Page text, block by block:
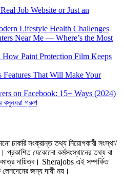
Job Website or Just an
Lifestyle Health Challenges
Near Me — Where’s the Most
Paint Protection Film Keeps
Features That Will Make Your
on Facebook: 15+ Ways (2024)
বসুন্ধরা গ্রুপ
চাকরি সংক্রান্ত তথ্য নিয়োগকারী সংস্থা/
প্রকাশিত যেকোনো কর্মসংস্থানের তথ্য বা
দায়িত্ব। Sherajobs এই সম্পর্কিত
জন্য দায়ী নয়।